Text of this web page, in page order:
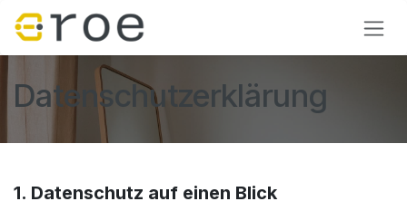
Datenschutzerklärung
1. Datenschutz auf einen Blick